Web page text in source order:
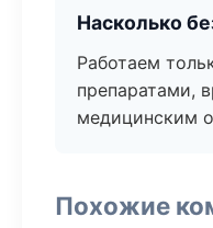
Насколько
Работаем
препаратами,
медицинским
Похожие